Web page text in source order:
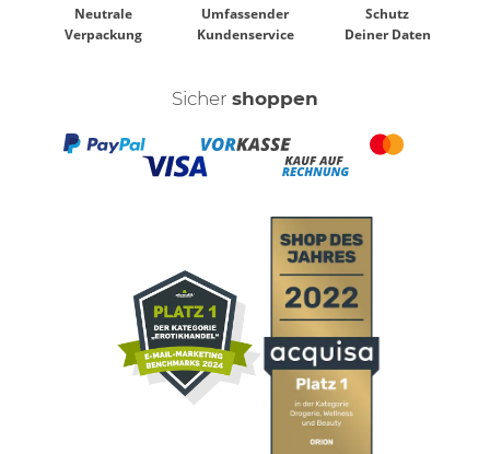
Neutrale
Verpackung
Umfassender
Kundenservice
Schutz
Deiner Daten
Sicher shoppen